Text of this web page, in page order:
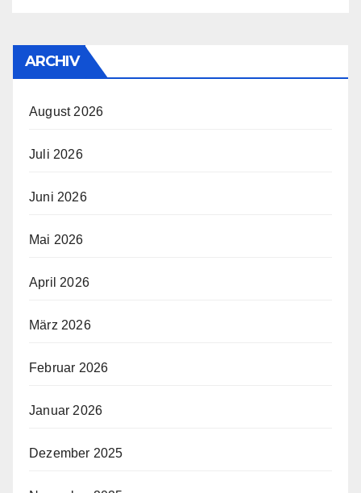
ARCHIV
August 2026
Juli 2026
Juni 2026
Mai 2026
April 2026
März 2026
Februar 2026
Januar 2026
Dezember 2025